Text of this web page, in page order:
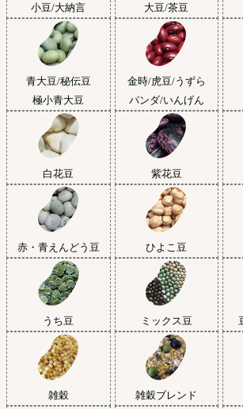
小豆/大納言 大豆/茶豆
青大豆/秘伝豆
極小青大豆
金時/虎豆/うずら
パンダ/いんげん
白花豆 紫花豆
赤・青えんどう豆 ひよこ豆
うち豆 ミックス豆
雑穀 雑穀ブレンド